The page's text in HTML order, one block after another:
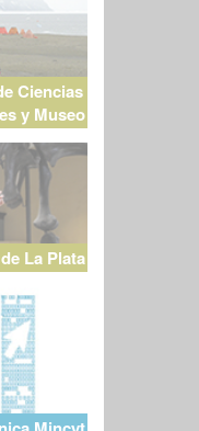
Ciencias
y Museo
La Plata